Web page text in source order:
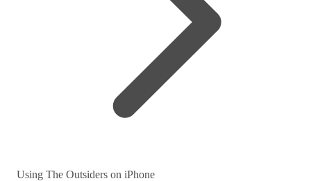
Using The Outsiders on iPhone